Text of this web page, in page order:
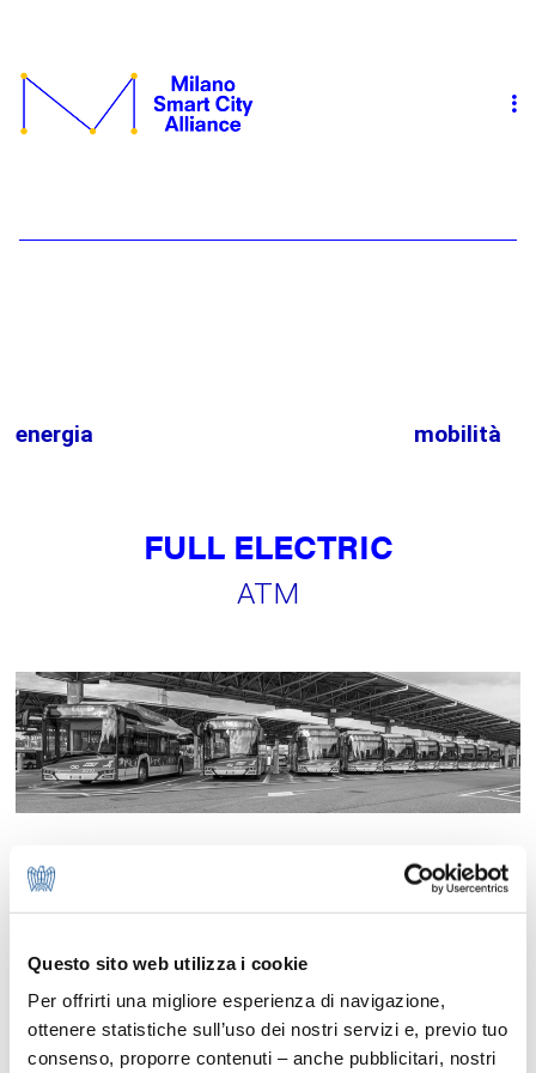
Questo sito web utilizza i cookie
Per offrirti una migliore esperienza di navigazione,
ottenere statistiche sull’uso dei nostri servizi e, previo tuo
consenso, proporre contenuti – anche pubblicitari, nostri
energia mobilità
FULL ELECTRIC
ATM
Il progetto Full Electric di ATM prevede
la sostituzione dell'intera flotta
autobus oggi alimentati con motori